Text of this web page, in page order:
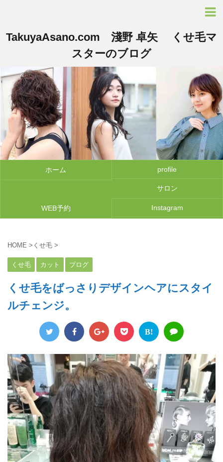
TakuyaAsano.com 淺野 卓矢 くせ毛マ
スターのブログ
ホーム profile
サロン
WEB予約 Instagram
HOME > くせ毛 >
くせ毛 カット ブログ
くせ毛をばっさりデザインヘアにスタイ
ルチェンジ。
B!